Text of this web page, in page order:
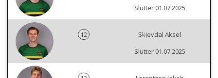
Slutter 01.07.2025
12
Skjevdal Aksel
Slutter 01.07.2025